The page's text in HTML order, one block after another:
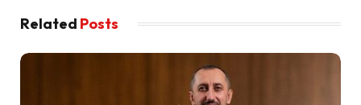
Related Posts